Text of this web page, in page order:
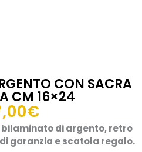
CON SACRA
CM 16×24
€
di argento, retro
garanzia e scatola regalo.